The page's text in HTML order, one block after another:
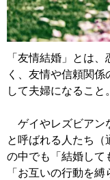
「友情結婚」とは
く、友情や信頼関
して夫婦になること。
ゲイやレズビアン
と呼ばれる人たち（
の中でも「結婚して
「お互いの行動を縛